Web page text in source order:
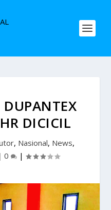
DUPANTEX
DICICIL
, Nasional, News,
0 |